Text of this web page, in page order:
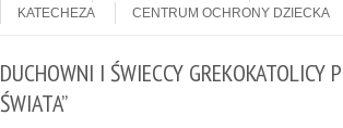
KATECHEZA
CENTRUM OCHRONY DZIECKA
DUCHOWNI I ŚWIECCY GREKOKATOLICY
ŚWIATA”